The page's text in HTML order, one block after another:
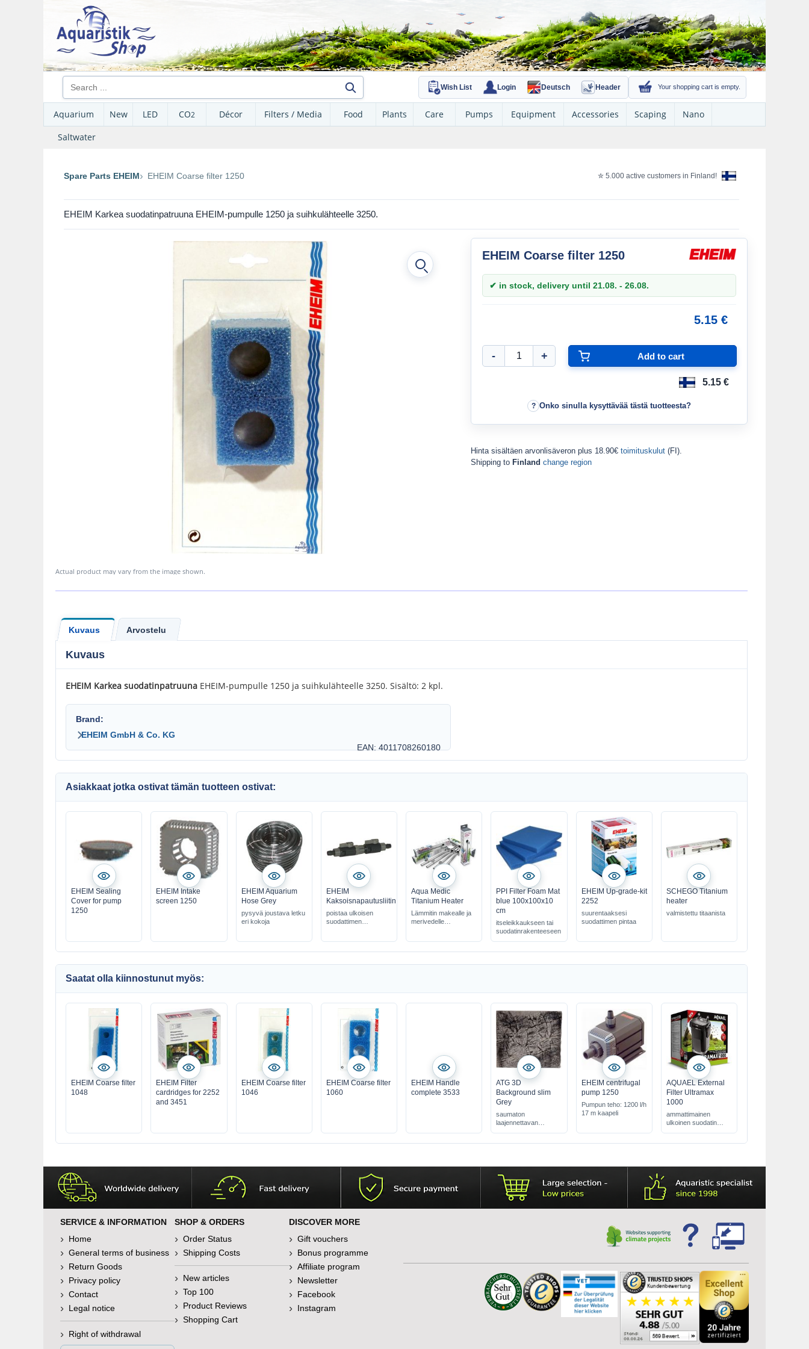
Wish List Login Deutsch Header Your shopping cart is empty.
Aquarium New LED CO2 Décor Filters / Media Food Plants Care Pumps Equipment Accessories Scaping
Nano
Saltwater
Spare Parts EHEIM EHEIM Coarse filter 1250 ✮ 5.000 active customers in Finland!
EHEIM Karkea suodatinpatruuna EHEIM-pumpulle 1250 ja suihkulähteelle 3250.
Actual product may vary from the image shown.
EHEIM Coarse filter 1250
✔ in stock, delivery until 21.08. - 26.08.
5.15 €
5.15 €
Onko sinulla kysyttävää tästä tuotteesta?
Hinta sisältäen arvonlisäveron plus 18.90€ toimituskulut (FI).
Shipping to Finland change region
Kuvaus Arvostelu
Kuvaus
EHEIM Karkea suodatinpatruuna EHEIM-pumpulle 1250 ja suihkulähteelle 3250. Sisältö: 2 kpl.
Brand:
EHEIM GmbH & Co. KG
EAN: 4011708260180
Asiakkaat jotka ostivat tämän tuotteen ostivat:
EHEIM Sealing
Cover for pump
1250
EHEIM Intake
screen 1250
EHEIM Aquarium
Hose Grey
pysyvä joustava letku
eri kokoja
EHEIM
Kaksoisnapautusliitin
poistaa ulkoisen
suodattimen
Aqua Medic
Titanium Heater
Lämmitin makealle ja
merivedelle
PPI Filter Foam Mat
blue 100x100x10
cm
itseleikkaukseen tai
suodatinrakenteeseen
EHEIM Up-grade-kit
2252
suurentaaksesi
suodattimen pintaa
SCHEGO Titanium
heater
valmistettu titaanista
Saatat olla kiinnostunut myös:
EHEIM Coarse filter
1048
EHEIM Filter
cardridges for 2252
and 3451
EHEIM Coarse filter
1046
EHEIM Coarse filter
1060
EHEIM Handle
complete 3533
ATG 3D
Background slim
Grey
saumaton
laajennettavan
EHEIM centrifugal
pump 1250
Pumpun teho: 1200 l/h
17 m kaapeli
AQUAEL External
Filter Ultramax
1000
ammattimainen
ulkoinen suodatin
SERVICE & INFORMATION
Home
General terms of business
Return Goods
Privacy policy
Contact
Legal notice
Right of withdrawal
SHOP & ORDERS
Order Status
Shipping Costs
New articles
Top 100
Product Reviews
Shopping Cart
DISCOVER MORE
Gift vouchers
Bonus programme
Affiliate program
Newsletter
Facebook
Instagram